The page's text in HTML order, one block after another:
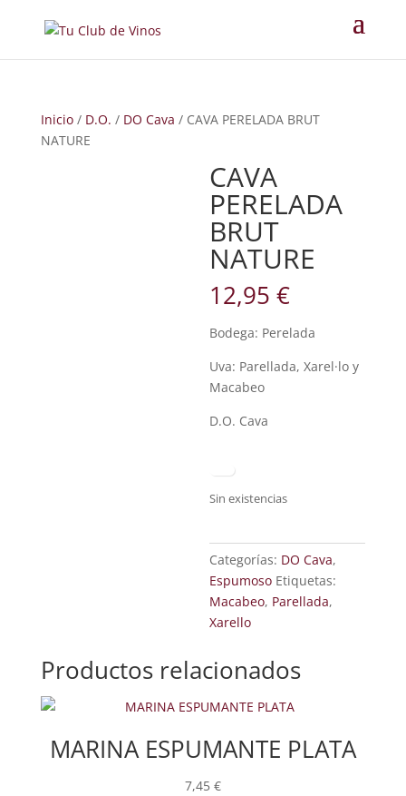
Inicio/ D.O. / DO Cava / CAVA PERELADA BRUT
NATURE
CAVA
PERELADA
BRUT
NATURE
12,95€
Bodega: Perelada
Uva: Parellada, Xarel·lo y
Macabeo
D.O. Cava
Sin existencias
Categorías: DO Cava,
Espumoso Etiquetas:
Macabeo, Parellada,
Xarello
Productos relacionados
MARINA ESPUMANTE PLATA
7,45 €